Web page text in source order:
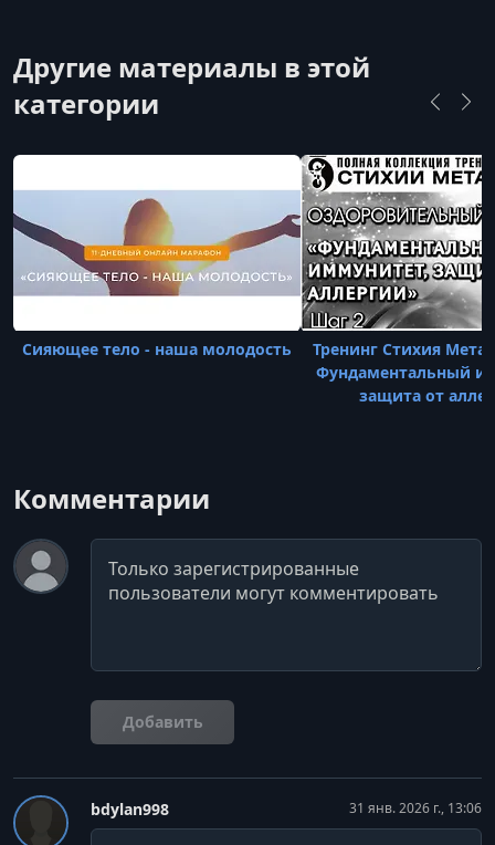
Другие материалы в этой
категории
Сияющее тело - наша молодость
Тренинг Стихия
Фундаментальный
защита от
Комментарии
Комментарий
Добавить
bdylan998 31 янв. 2026 г., 13:06